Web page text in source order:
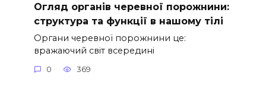
Огляд органів черевної порожнини:
структура та функції в нашому тілі
Органи черевної порожнини це:
вражаючий світ всередині
0 369